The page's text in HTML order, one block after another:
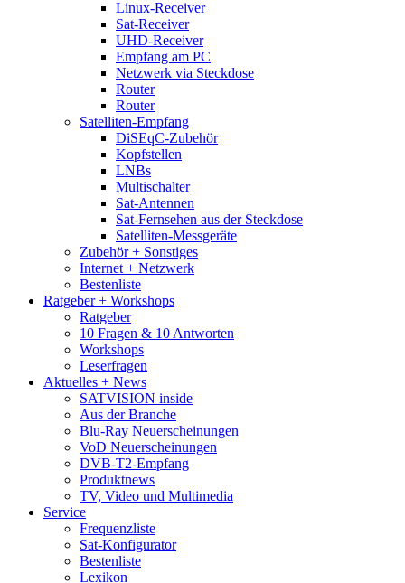
Linux-Receiver
Sat-Receiver
UHD-Receiver
Empfang am PC
Netzwerk via Steckdose
Router
Router
Satelliten-Empfang
DiSEqC-Zubehör
Kopfstellen
LNBs
Multischalter
Sat-Antennen
Sat-Fernsehen aus der Steckdose
Satelliten-Messgeräte
Zubehör + Sonstiges
Internet + Netzwerk
Bestenliste
Ratgeber + Workshops
Ratgeber
10 Fragen & 10 Antworten
Workshops
Leserfragen
Aktuelles + News
SATVISION inside
Aus der Branche
Blu-Ray Neuerscheinungen
VoD Neuerscheinungen
DVB-T2-Empfang
Produktnews
TV, Video und Multimedia
Service
Frequenzliste
Sat-Konfigurator
Bestenliste
Lexikon